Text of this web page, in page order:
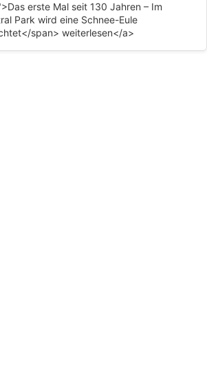
erste Mal seit 130 Jahren – Im
Park wird eine Schnee-Eule
span> weiterlesen</a>